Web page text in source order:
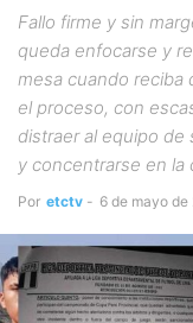
Fallo firme y sin
queda enfocarse y
mesa cuando reciba
el proceso, con
distraer al equipo de
y concentrarse en la
Por etctv - 6 de mayo de